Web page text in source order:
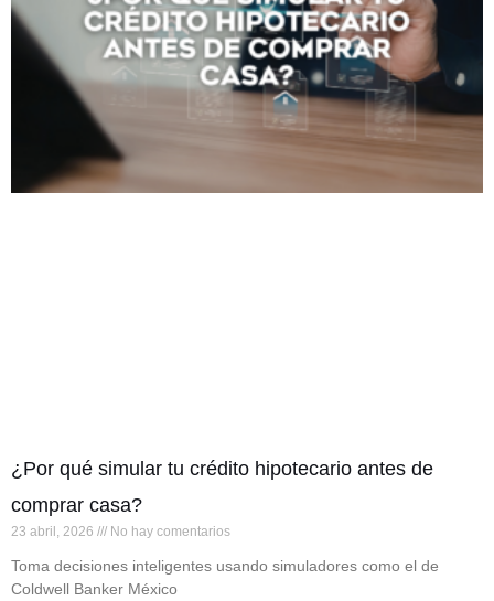
¿Por qué simular tu crédito hipotecario antes de
comprar casa?
23 abril, 2026 No hay comentarios
Toma decisiones inteligentes usando simuladores como el de
Coldwell Banker México